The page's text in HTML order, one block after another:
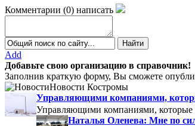
Комментарии (0) написать
Add
Добавьте свою организацию в справочник!
Заполнив краткую форму, Вы сможете
Новости Костромы
Управляющими компаниями,
Управляющими компаниями, которые
Наталья Оленева: Мне по